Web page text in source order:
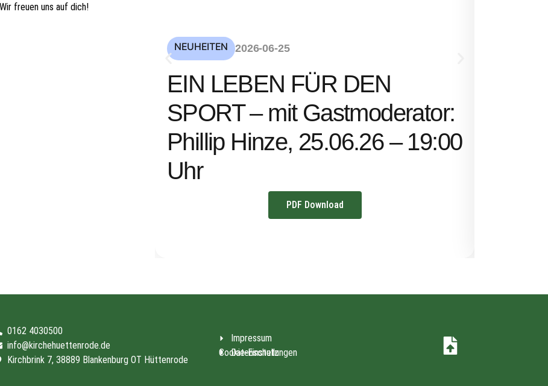
freuen uns auf dich!
NEUHEITEN 2026-06-25
EIN LEBEN FÜR DEN
SPORT – mit Gastmoderator:
Phillip Hinze, 25.06.26 – 19:00
Uhr
PDF Download
0162 4030500
info@kirchehuettenrode.de
Kirchbrink 7, 38889 Blankenburg OT Hüttenrode
Impressum
Datenschutz
Cookie-Einstellungen